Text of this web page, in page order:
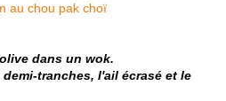
dans un wok.
tranches, l'ail écrasé et le